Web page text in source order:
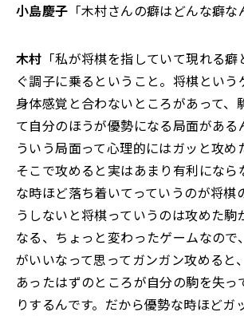
小島慶子 「木村さんの癖はどんな癖な
木村 「私が将棋を指していて現れる
ぐ調子に乗るということ。将棋という
身体感覚と合わないところがあって、
て自分のほうが優勢になる局面がある
ういう局面って心理的にはガッと攻め
そこで攻めると実はあまり有利になら
な時ほど落ち着いてっていうのが将棋
うしないと将棋っていうのは攻めた駒
なる、ちょっと変わったゲームなので
がいいなって思ってガンガン攻めると
あったはずのところが自分の駒を失っ
りするんです。だから優勢な時ほどガ